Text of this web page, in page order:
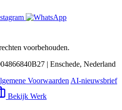
voorbehouden.
| Enschede, Nederland
Voorwaarden AI-nieuwsbrief
Bekijk Werk